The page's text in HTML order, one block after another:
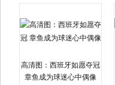
高清图：西班牙如愿夺冠
章鱼成为球迷心中偶像